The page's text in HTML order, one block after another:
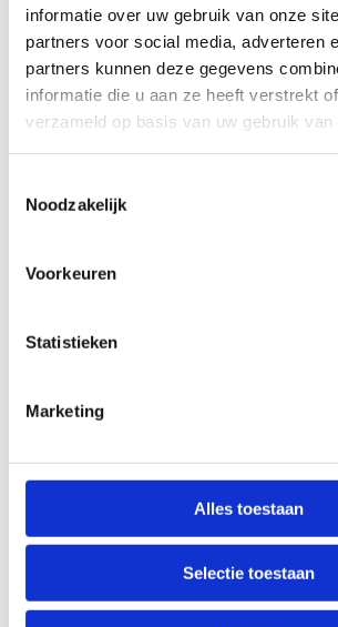
informatie over uw gebruik van onze
partners voor social media, adverteren
partners kunnen deze gegevens
informatie die u aan ze heeft verstrekt
verzameld op basis van uw gebruik
Noodzakelijk
Voorkeuren
Statistieken
Marketing
Alles toestaan
Selectie toestaan
Outdour sporten
Hoogtouwenparcours
Strandactiviteiten
Open water zwemzone